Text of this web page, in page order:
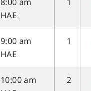
HAE
9:00 am
HAE
1
10:00 am
2